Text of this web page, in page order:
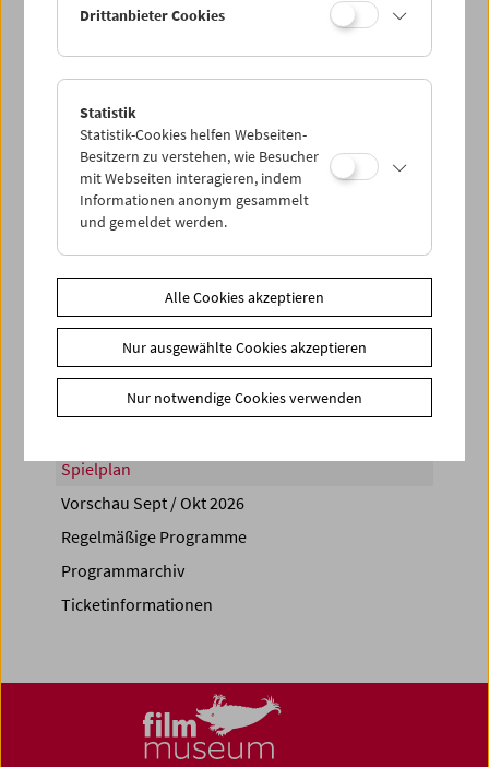
PROGRAMM ÜBERBLICK
Share on
Spielplan
Vorschau Sept / Okt 2026
Regelmäßige Programme
Programmarchiv
Ticketinformationen
Drittanbieter Cookies
Statistik
Statistik-Cookies helfen Webseiten-
Besitzern zu verstehen, wie Besucher
mit Webseiten interagieren, indem
Informationen anonym gesammelt
und gemeldet werden.
Alle Cookies akzeptieren
Nur ausgewählte Cookies akzeptieren
Nur notwendige Cookies verwenden